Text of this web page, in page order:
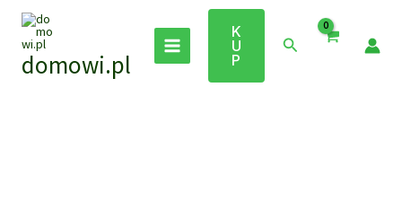
Przejdź
treścidomowi.pl
K
U
P
Szukaj